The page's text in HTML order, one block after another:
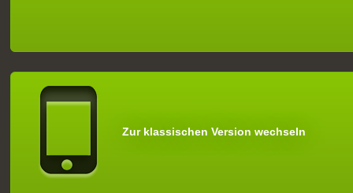
Zur klassischen Version wechseln